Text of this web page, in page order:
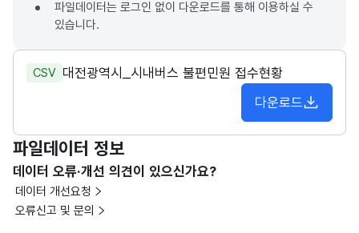
파일데이터는 로그인 없이 다운로드를 통해 이용하실 수
있습니다.
CSV 대전광역시_시내버스 불편민원 접수현황
다운로드
파일데이터 정보
데이터 오류·개선 의견이 있으신가요?
데이터 개선요청
오류신고 및 문의